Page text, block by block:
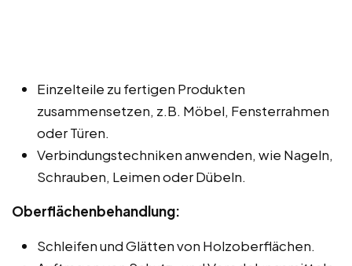
Einzelteile zu fertigen Produkten
zusammensetzen, z.B. Möbel, Fensterrahmen
oder Türen.
Verbindungstechniken anwenden, wie Nageln,
Schrauben, Leimen oder Dübeln.
Oberflächenbehandlung:
Schleifen und Glätten von Holzoberflächen.